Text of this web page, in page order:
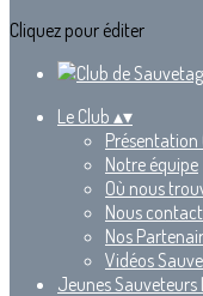
Cliquez pour éditer
Le Club ▴▾
Présentation
Notre équipe
Où nous
Nous
Nos
Vidéos
Jeunes Sauveteurs